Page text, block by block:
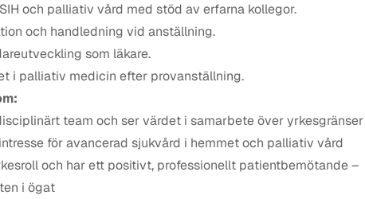
och palliativ vård med stöd av erfarna kollegor.
och handledning vid anställning.
som läkare.
i palliativ medicin efter provanställning.
team och ser värdet i samarbete över yrkesgränser
för avancerad sjukvård i hemmet och palliativ vård
och har ett positivt, professionellt patientbemötande –
i ögat